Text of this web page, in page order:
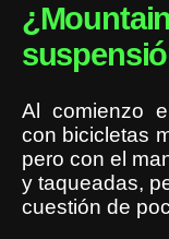
Al comienzo
con bicicletas
pero con el
y taqueadas,
cuestión de